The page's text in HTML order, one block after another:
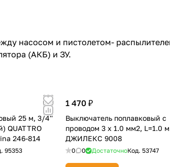
насосом и пистолетом-
(АКБ) и ЗУ.
25 м, 3/4''
QUATTRO
246-814
95353
1 470 ₽
Выключатель поплавковый с
проводом 3 х 1.0 мм2, L=1.0 м
ДЖИЛЕКС 9008
0 0 ДостаточноКод.53747